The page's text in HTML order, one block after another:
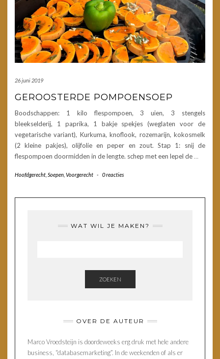
26 juni 2019
GEROOSTERDE POMPOENSOEP
Boodschappen: 1 kilo flespompoen, 3 uien, 3 stengels
bleekselderij, 1 paprika, 1 bakje spekjes (weglaten voor de
vegetarische variant), Kurkuma, knoflook, rozemarijn, kokosmelk
(2 kleine pakjes), olijfolie en peper en zout. Stap 1: snij de
flespompoen doormidden in de lengte. schep met een lepel de…
Hoofdgerecht Soepen Voorgerecht - 0 reacties
WAT WIL JE MAKEN?
ZOEKEN
OVER DE AUTEUR
Marco Vroedsteijn is doordeweeks erg druk met hele andere
business, “databasemarketing”. In de weekenden of als er